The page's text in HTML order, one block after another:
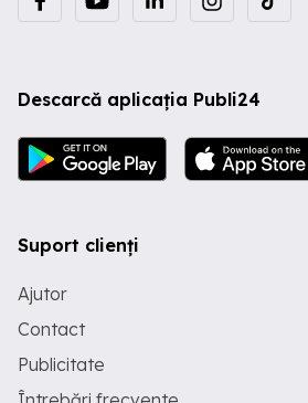
Descarcă aplicația Publi24
Suport clienți
Ajutor
Contact
Publicitate